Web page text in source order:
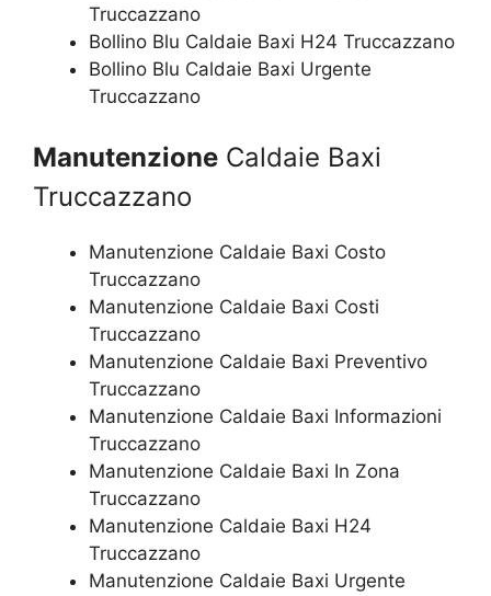
Truccazzano
Bollino Blu Caldaie Baxi H24 Truccazzano
Bollino Blu Caldaie Baxi Urgente
Truccazzano
Manutenzione Caldaie Baxi
Truccazzano
Manutenzione Caldaie Baxi Costo
Truccazzano
Manutenzione Caldaie Baxi Costi
Truccazzano
Manutenzione Caldaie Baxi Preventivo
Truccazzano
Manutenzione Caldaie Baxi Informazioni
Truccazzano
Manutenzione Caldaie Baxi In Zona
Truccazzano
Manutenzione Caldaie Baxi H24
Truccazzano
Manutenzione Caldaie Baxi Urgente